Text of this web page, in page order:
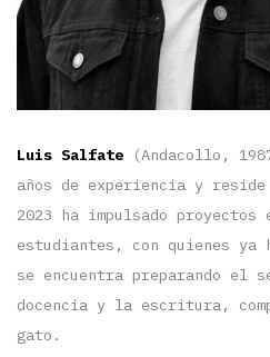
Luis Salfate (Andacollo,
años de experiencia y reside
2023 ha impulsado
estudiantes, con quienes
se encuentra preparando el
docencia y la escritura,
gato.